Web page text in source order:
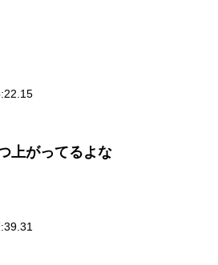
上がってるよな